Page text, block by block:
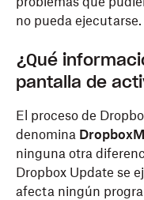
no pueda ejecutarse.
¿Qué
pantalla de
El proceso de
denomina
ninguna otra
Dropbox Update se
afecta ningún